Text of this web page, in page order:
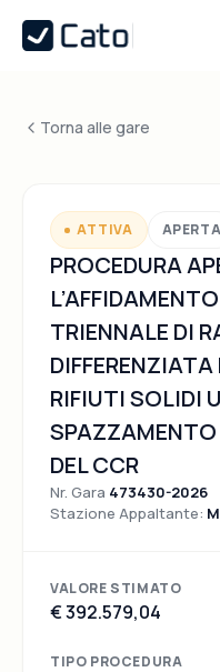
Torna alle gare
ATTIVA APERTA
PROCEDURA
TRIENNALE DI
RIFIUTI SOLIDI
SPAZZAMENTO
DEL CCR
Nr. Gara 473430-2026
Stazione Appaltante:
VALORE STIMATO
€ 392.579,04
TIPO PROCEDURA